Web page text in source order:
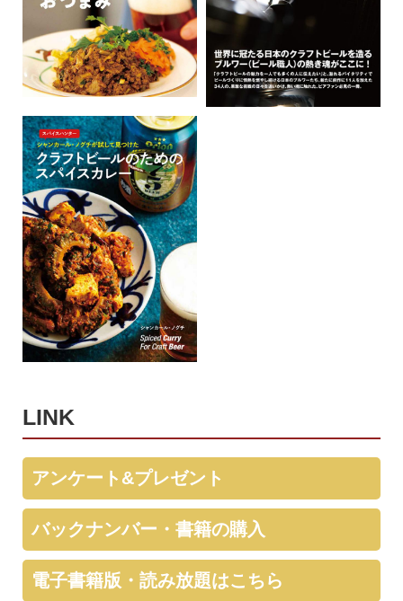
LINK
アンケート&プレゼント
バックナンバー・書籍の購入
電子書籍版・読み放題はこちら